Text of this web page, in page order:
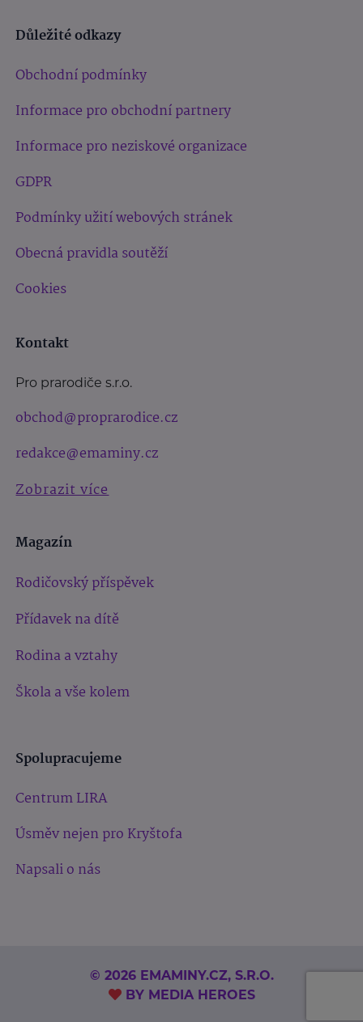
Důležité odkazy
Obchodní podmínky
Informace pro obchodní partnery
Informace pro neziskové organizace
GDPR
Podmínky užití webových stránek
Obecná pravidla soutěží
Cookies
Kontakt
Pro prarodiče s.r.o.
obchod@proprarodice.cz
redakce@emaminy.cz
Zobrazit více
Magazín
Rodičovský příspěvek
Přídavek na dítě
Rodina a vztahy
Škola a vše kolem
Spolupracujeme
Centrum LIRA
Úsměv nejen pro Kryštofa
Napsali o nás
© 2026 EMAMINY.CZ, S.R.O.
BY MEDIA HEROES